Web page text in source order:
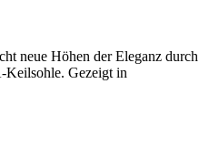
neue Höhen der Eleganz durch
Keilsohle. Gezeigt in